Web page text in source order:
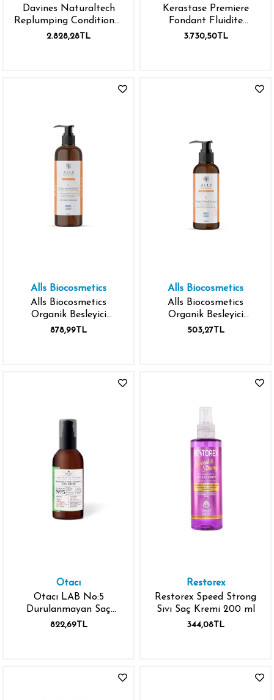
Davines Naturaltech
Replumping Conditioner
150 ml
2.828,28TL
Kerastase Premiere
Fondant Fluidite
Reparateur Saç
3.730,50TL
Alls Biocosmetics
Alls Biocosmetics
Organik Besleyici
Prebiyotik Saç Kremi
878,99TL
Alls Biocosmetics
Alls Biocosmetics
Organik Besleyici
Prebiyotik Saç Kremi
503,27TL
Otacı
Otacı LAB No:5
Durulanmayan Saç
Kremi 150 ml
822,69TL
Restorex
Restorex Speed Strong
Sıvı Saç Kremi 200 ml
344,08TL